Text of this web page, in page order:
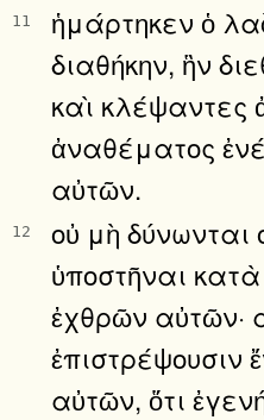
11
ἡμάρτηκεν ὁ
διαθήκην, ἣν
καὶ κλέψαντες
ἀναθέματος
αὐτῶν.
12
οὐ μὴ δύνωνται
ὑποστῆναι
ἐχθρῶν αὐτῶν·
ἐπιστρέψουσιν
αὐτῶν, ὅτι